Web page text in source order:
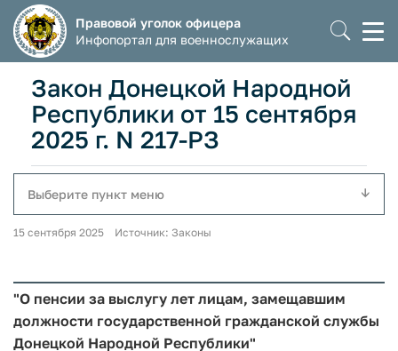
Правовой уголок офицера
Инфопортал для военнослужащих
Закон Донецкой Народной
Республики от 15 сентября
2025 г. N 217-РЗ
Выберите пункт меню
15 сентября 2025 Источник: Законы
"О пенсии за выслугу лет лицам, замещавшим
должности государственной гражданской службы
Донецкой Народной Республики"